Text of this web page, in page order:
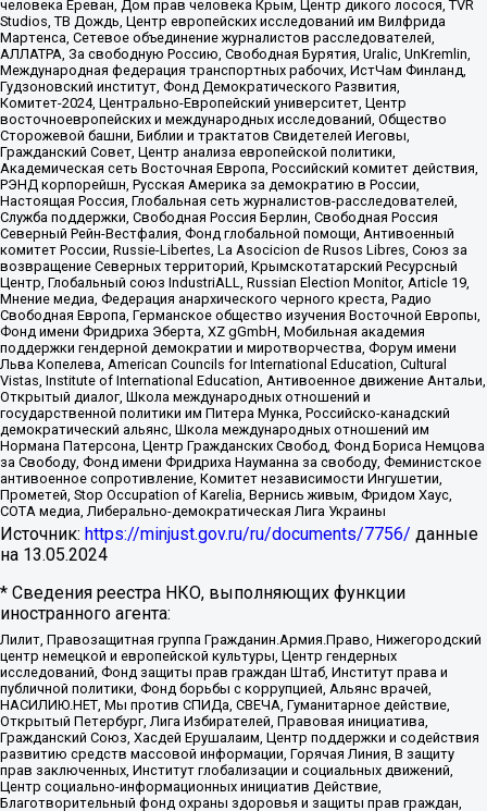
человека Ереван, Дом прав человека Крым, Центр дикого лосося, TVR
Studios, ТВ Дождь, Центр европейских исследований им Вилфрида
Мартенса, Сетевое объединение журналистов расследователей,
АЛЛАТРА, За свободную Россию, Свободная Бурятия, Uralic, UnKremlin,
Международная федерация транспортных рабочих, ИстЧам Финланд,
Гудзоновский институт, Фонд Демократического Развития,
Комитет-2024, Центрально-Европейский университет, Центр
восточноевропейских и международных исследований, Общество
Сторожевой башни, Библии и трактатов Свидетелей Иеговы,
Гражданский Совет, Центр анализа европейской политики,
Академическая сеть Восточная Европа, Российский комитет действия,
РЭНД корпорейшн, Русская Америка за демократию в России,
Настоящая Россия, Глобальная сеть журналистов-расследователей,
Служба поддержки, Свободная Россия Берлин, Свободная Россия
Северный Рейн-Вестфалия, Фонд глобальной помощи, Антивоенный
комитет России, Russie-Libertes, La Asocicion de Rusos Libres, Союз за
возвращение Северных территорий, Крымскотатарский Ресурсный
Центр, Глобальный союз IndustriALL, Russian Election Monitor, Article 19,
Мнение медиа, Федерация анархического черного креста, Радио
Свободная Европа, Германское общество изучения Восточной Европы,
Фонд имени Фридриха Эберта, XZ gGmbH, Мобильная академия
поддержки гендерной демократии и миротворчества, Форум имени
Льва Копелева, American Councils for International Education, Cultural
Vistas, Institute of International Education, Антивоенное движение Антальи,
Открытый диалог, Школа международных отношений и
государственной политики им Питера Мунка, Российско-канадский
демократический альянс, Школа международных отношений им
Нормана Патерсона, Центр Гражданских Свобод, Фонд Бориса Немцова
за Свободу, Фонд имени Фридриха Науманна за свободу, Феминистское
антивоенное сопротивление, Комитет независимости Ингушетии,
Прометей, Stop Occupation of Karelia, Вернись живым, Фридом Хаус,
СОТА медиа, Либерально-демократическая Лига Украины
Источник: https://minjust.gov.ru/ru/documents/7756/ данные
на 13.05.2024
* Сведения реестра НКО, выполняющих функции
иностранного агента:
Лилит, Правозащитная группа Гражданин.Армия.Право, Нижегородский
центр немецкой и европейской культуры, Центр гендерных
исследований, Фонд защиты прав граждан Штаб, Институт права и
публичной политики, Фонд борьбы с коррупцией, Альянс врачей,
НАСИЛИЮ.НЕТ, Мы против СПИДа, СВЕЧА, Гуманитарное действие,
Открытый Петербург, Лига Избирателей, Правовая инициатива,
Гражданский Союз, Хасдей Ерушалаим, Центр поддержки и содействия
развитию средств массовой информации, Горячая Линия, В защиту
прав заключенных, Институт глобализации и социальных движений,
Центр социально-информационных инициатив Действие,
Благотворительный фонд охраны здоровья и защиты прав граждан,